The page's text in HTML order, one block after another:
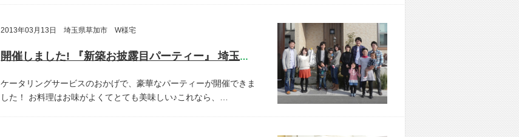
2013年03月13日 埼玉県草加市 W様宅
開催しました! 『新築お披露目パーティー』 埼玉県草加市 W様宅
ケータリングサービスのおかげで、豪華なパーティーが開催できま
した！
お料理はお味がよくてとても美味しい♪これなら、…